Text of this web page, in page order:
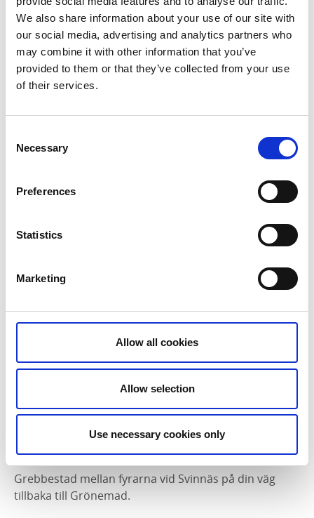
We also share information about your use of our site with
our social media, advertising and analytics partners who
may combine it with other information that you’ve
provided to them or that they’ve collected from your use
of their services.
Selection
Necessary
Preferences
Statistics
Marketing
Allow all cookies
Allow selection
Use necessary cookies only
sig mot himlen samtidigt som du får syn på
stenhögarna som människor lagt likt ett
konstverk.
Musö-sältan och gå på sydsidan av Björnåsen.
middag i Grebbestad?
Nu befinner du dig inomskärs och nära fastland. Om
du vill kan du stanna till på stranden vid
Tanumstrandeller i Grebbestad. Här finns möjlighet
att köpa glass, gå på café eller avnjuta en middag
innan du fortsätter. Fortsätt sedan nordväst om
Grebbestad mellan fyrarna vid Svinnäs på din väg
tillbaka till Grönemad.